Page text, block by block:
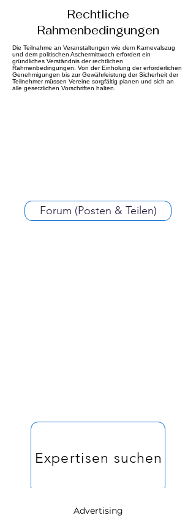
Rechtliche
Rahmenbedingungen
Die Teilnahme an Veranstaltungen wie dem Karnevalszug
und dem politischen Aschermittwoch erfordert ein
gründliches Verständnis der rechtlichen
Rahmenbedingungen. Von der Einholung der erforderlichen
Genehmigungen bis zur Gewährleistung der Sicherheit der
Teilnehmer müssen Vereine sorgfältig planen und sich an
alle gesetzlichen Vorschriften halten.
Forum (Posten & Teilen)
Expertisen & Experten
Expertisen suchen und
Advertising